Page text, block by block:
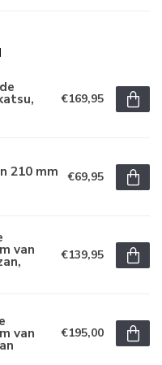
€169,95
210 mm €69,95
van €139,95
van €195,00